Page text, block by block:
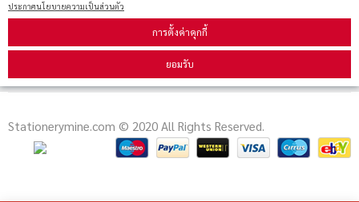
ประกาศนโยบายความเป็นส่วนตัว
การตั้งค่าคุกกี้
ยอมรับ
รับข่าวสาร
Stationerymine.com © 2020 All Rights Reserved.